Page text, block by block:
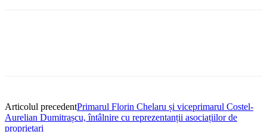
Articolul precedentPrimarul Florin Chelaru și viceprimarul Costel-
Aurelian Dumitrașcu, întâlnire cu reprezentanții asociațiilor de
proprietari